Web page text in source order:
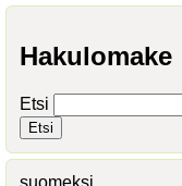
Hakulomake
Etsi
suomeksi